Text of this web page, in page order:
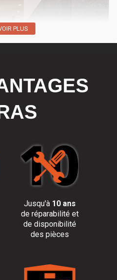
PLUS
Jusqu'à 10 ans
de réparabilité et
de disponibilité
des pièces